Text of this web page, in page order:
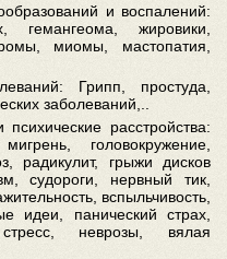
и воспалений:
гемангеома, жировики,
миомы, мастопатия,
Грипп, простуда,
заболеваний,..
расстройства:
головокружение,
радикулит, грыжи дисков
судороги, нервный тик,
вспыльчивость,
идеи, панический страх,
неврозы, вялая